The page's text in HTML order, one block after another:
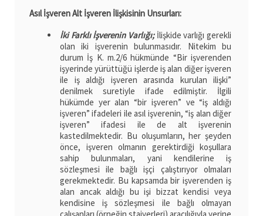
Asıl İşveren Alt İşveren İlişkisinin Unsurları:
İki Farklı İşverenin Varlığı;İlişkide varlığı gerekli
olan iki işverenin bulunmasıdır. Nitekim bu
durum İş K. m.2/6 hükmünde “Bir işverenden
işyerinde yürüttüğü işlerde iş alan diğer işveren
ile iş aldığı işveren arasında kurulan ilişki”
denilmek suretiyle ifade edilmiştir. İlgili
hükümde yer alan “bir işveren” ve “iş aldığı
işveren” ifadeleri ile asıl işverenin, “iş alan diğer
işveren” ifadesi ile de alt işverenin
kastedilmektedir. Bu oluşumların, her şeyden
önce, işveren olmanın gerektirdiği koşullara
sahip bulunmaları, yani kendilerine iş
sözleşmesi ile bağlı işçi çalıştırıyor olmaları
gerekmektedir. Bu kapsamda bir işverenden iş
alan ancak aldığı bu işi bizzat kendisi veya
kendisine iş sözleşmesi ile bağlı olmayan
çalışanları (örneğin stajyerleri) aracılığıyla yerine